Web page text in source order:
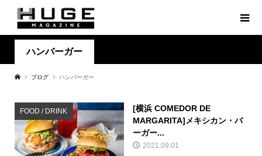
ハンバーガー
ブログ ハンバーガー
FOOD / DRINK
[横浜 COMEDOR DE
MARGARITA]メキシカン・バ
ーガー...
2021.09.01